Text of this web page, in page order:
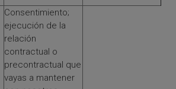
Consentimiento;
ejecución de la
relación
contractual o
precontractual que
vayas a mantener